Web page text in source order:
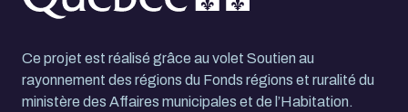
Ce projet est réalisé grâce au volet Soutien au
rayonnement des régions du Fonds régions et ruralité du
ministère des Affaires municipales et de l’Habitation.